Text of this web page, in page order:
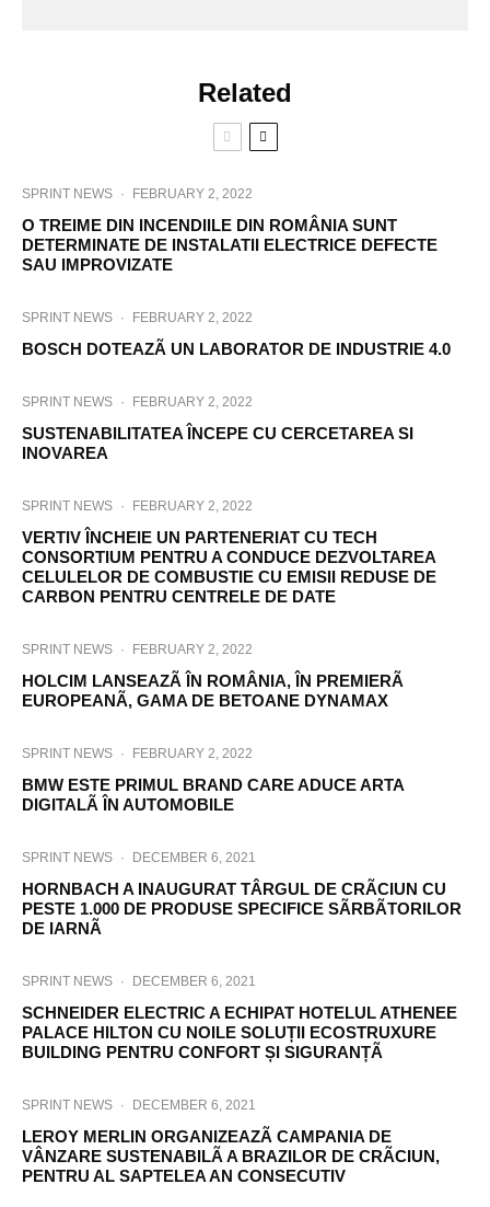
Related
SPRINT NEWS · FEBRUARY 2, 2022
O TREIME DIN INCENDIILE DIN ROMÂNIA SUNT
DETERMINATE DE INSTALATII ELECTRICE DEFECTE
SAU IMPROVIZATE
SPRINT NEWS · FEBRUARY 2, 2022
BOSCH DOTEAZÃ UN LABORATOR DE INDUSTRIE 4.0
SPRINT NEWS · FEBRUARY 2, 2022
SUSTENABILITATEA ÎNCEPE CU CERCETAREA SI
INOVAREA
SPRINT NEWS · FEBRUARY 2, 2022
VERTIV ÎNCHEIE UN PARTENERIAT CU TECH
CONSORTIUM PENTRU A CONDUCE DEZVOLTAREA
CELULELOR DE COMBUSTIE CU EMISII REDUSE DE
CARBON PENTRU CENTRELE DE DATE
SPRINT NEWS · FEBRUARY 2, 2022
HOLCIM LANSEAZÃ ÎN ROMÂNIA, ÎN PREMIERÃ
EUROPEANÃ, GAMA DE BETOANE DYNAMAX
SPRINT NEWS · FEBRUARY 2, 2022
BMW ESTE PRIMUL BRAND CARE ADUCE ARTA
DIGITALÃ ÎN AUTOMOBILE
SPRINT NEWS · DECEMBER 6, 2021
HORNBACH A INAUGURAT TÂRGUL DE CRÃCIUN CU
PESTE 1.000 DE PRODUSE SPECIFICE SÃRBÃTORILOR
DE IARNÃ
SPRINT NEWS · DECEMBER 6, 2021
SCHNEIDER ELECTRIC A ECHIPAT HOTELUL ATHENEE
PALACE HILTON CU NOILE SOLUȚII ECOSTRUXURE
BUILDING PENTRU CONFORT ȘI SIGURANȚÃ
SPRINT NEWS · DECEMBER 6, 2021
LEROY MERLIN ORGANIZEAZÃ CAMPANIA DE
VÂNZARE SUSTENABILÃ A BRAZILOR DE CRÃCIUN,
PENTRU AL SAPTELEA AN CONSECUTIV